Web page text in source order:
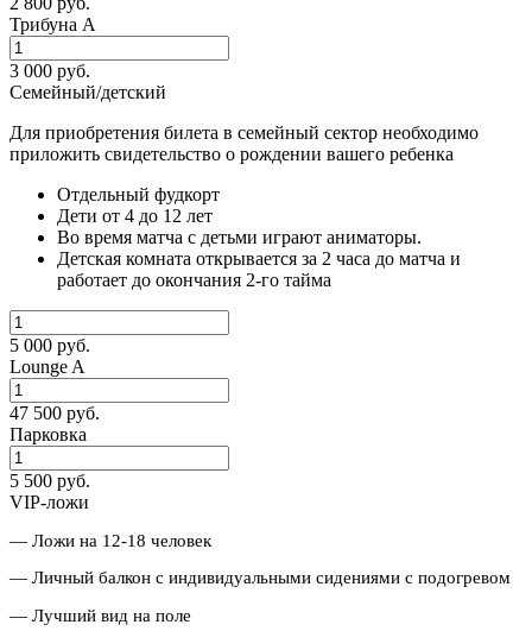
Трибуна А
3 000 руб.
Семейный/детский
Для приобретения билета в семейный сектор необходимо
приложить свидетельство о рождении вашего ребенка
Отдельный фудкорт
Дети от 4 до 12 лет
Во время матча с детьми играют аниматоры.
Детская комната открывается за 2 часа до матча и
работает до окончания 2-го тайма
5 000 руб.
Lounge A
47 500 руб.
Парковка
5 500 руб.
VIP-ложи
— Ложи на 12-18 человек
— Личный балкон с индивидуальными сидениями с подогревом
— Лучший вид на поле